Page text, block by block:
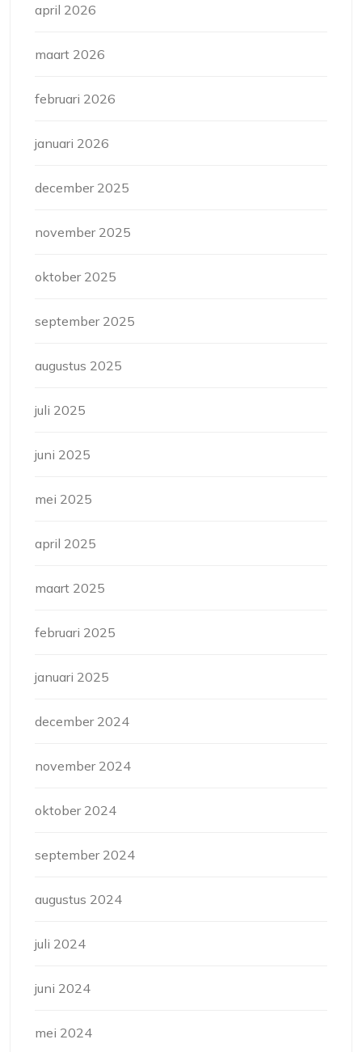
april 2026
maart 2026
februari 2026
januari 2026
december 2025
november 2025
oktober 2025
september 2025
augustus 2025
juli 2025
juni 2025
mei 2025
april 2025
maart 2025
februari 2025
januari 2025
december 2024
november 2024
oktober 2024
september 2024
augustus 2024
juli 2024
juni 2024
mei 2024